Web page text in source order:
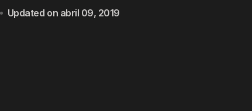
Updated on abril 09, 2019